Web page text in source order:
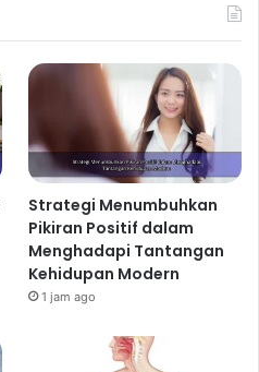
Strategi Menumbuhkan
Pikiran Positif dalam
Menghadapi Tantangan
Kehidupan Modern
1 jam ago